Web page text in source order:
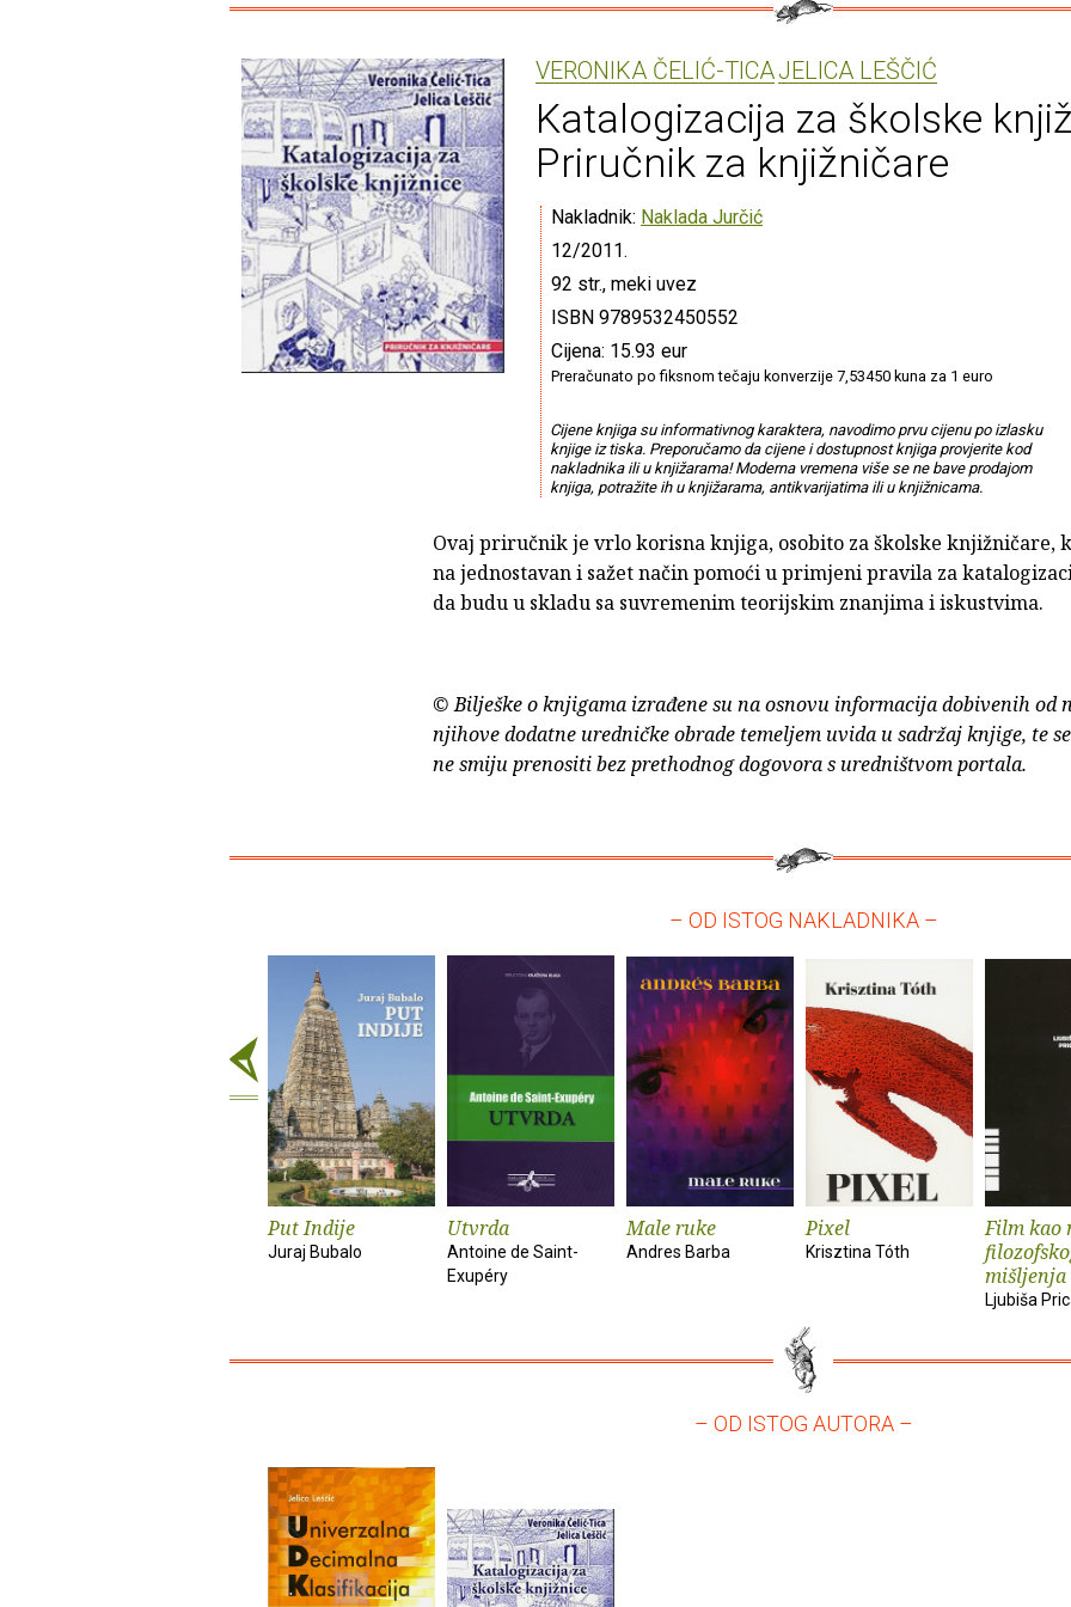
VERONIKA ČELIĆ-TICAJELICA LEŠČIĆ
Katalogizacija za školske
Priručnik za knjižničare
Nakladnik: Naklada Jurčić
12/2011.
92 str., meki uvez
ISBN 9789532450552
Cijena: 15.93 eur
Preračunato po fiksnom tečaju konverzije 7,53450 kuna za 1 euro
Cijene knjiga su informativnog karaktera, navodimo prvu cijenu po izlasku
knjige iz tiska. Preporučamo da cijene i dostupnost knjiga provjerite kod
nakladnika ili u knjižarama! Moderna vremena više se ne bave prodajom
knjiga, potražite ih u knjižarama, antikvarijatima ili u knjižnicama.
Ovaj priručnik je vrlo korisna knjiga, osobito za školske knjižničare,
na jednostavan i sažet način pomoći u primjeni pravila za
da budu u skladu sa suvremenim teorijskim znanjima i iskustvima.
© Bilješke o knjigama izrađene su na osnovu informacija dobivenih od
njihove dodatne uredničke obrade temeljem uvida u sadržaj knjige, te
ne smiju prenositi bez prethodnog dogovora s uredništvom portala.
– OD ISTOG NAKLADNIKA –
Put Indije
Juraj Bubalo
Utvrda
Antoine de Saint-
Exupéry
Male ruke
Andres Barba
Pixel
Krisztina Tóth
Film kao
mišljenja
Ljubiša
– OD ISTOG AUTORA –